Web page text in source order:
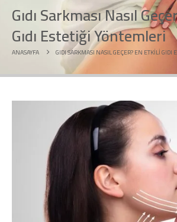
Gıdı Sarkması Nasıl
Gıdı Estetiği Yöntemleri
ANASAYFA GIDI SARKMASI NASIL GEÇER? EN ETKILI GIDI